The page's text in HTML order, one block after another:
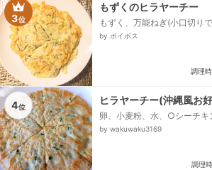
3位
もずくのヒラヤーチー
もずく、万能ねぎ(小口切り
水、シマヤだしの素、卵
by ポイボス
調理
4位
ヒラヤーチー(沖縄風お
卵、小麦粉、水、○シーチ
素、・塩、サラダ油
by wakuwaku3169
調理